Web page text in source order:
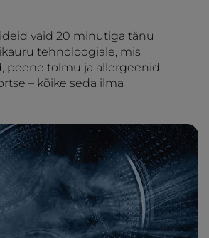
vaid 20 minutiga tänu
tehnoloogiale, mis
peene tolmu ja allergeenid
– kõike seda ilma